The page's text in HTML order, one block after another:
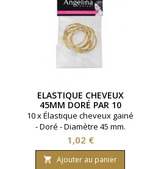
ELASTIQUE CHEVEUX
45MM DORÉ PAR 10
10 x Élastique cheveux gainé
- Doré - Diamètre 45 mm.
Prix
1,02 €
 Ajouter au panier